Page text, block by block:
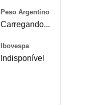
Peso Argentino
Carregando...
Ibovespa
Indisponível